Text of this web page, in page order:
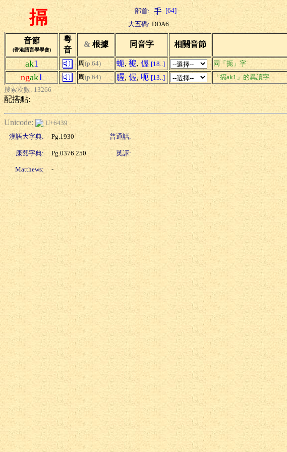
搹 部首: [64]
大五碼: DDA6
音節
(香港語言學學會)
粵
音
& 根據 同音字 相關音節
ak1 周(p.64) 蚅, 豟, 偓 [18..] 同「扼」字
ngak1 周(p.64) 腛, 偓, 呃 [13..]
「搹ak1」的異讀字
搜索次數: 13266
配搭點:
Unicode:
U+6439
漢語大字典:
Pg.1930 普通話:
康熙字典: Pg.0376.250 英譯:
Matthews: -